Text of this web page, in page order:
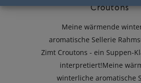
Croutons
Meine wärmende
aromatische Sellerie
Zimt Croutons - ein Suppen-
interpretiert!Meine
winterliche aromatische